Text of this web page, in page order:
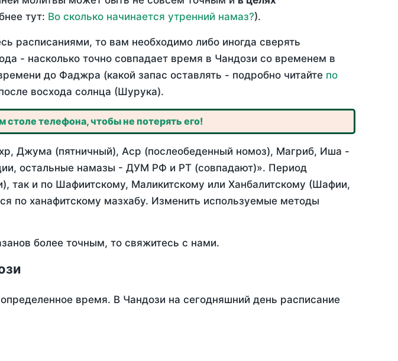
тут: Во сколько начинается утренний намаз?).
расписаниями, то вам необходимо либо иногда сверять
- насколько точно совпадает время в Чандози со временем в
до Фаджра (какой запас оставлять - подробно читайте по
восхода солнца (Шурука).
телефона, чтобы не потерять его!
Джума (пятничный), Аср (послеобеденный номоз), Магриб, Иша -
остальные намазы - ДУМ РФ и РТ (совпадают)». Период
так и по Шафиитскому, Маликитскому или Ханбалитскому (Шафии,
по ханафитскому мазхабу. Изменить используемые методы
более точным, то свяжитесь с нами.
время. В Чандози на сегодняшний день расписание